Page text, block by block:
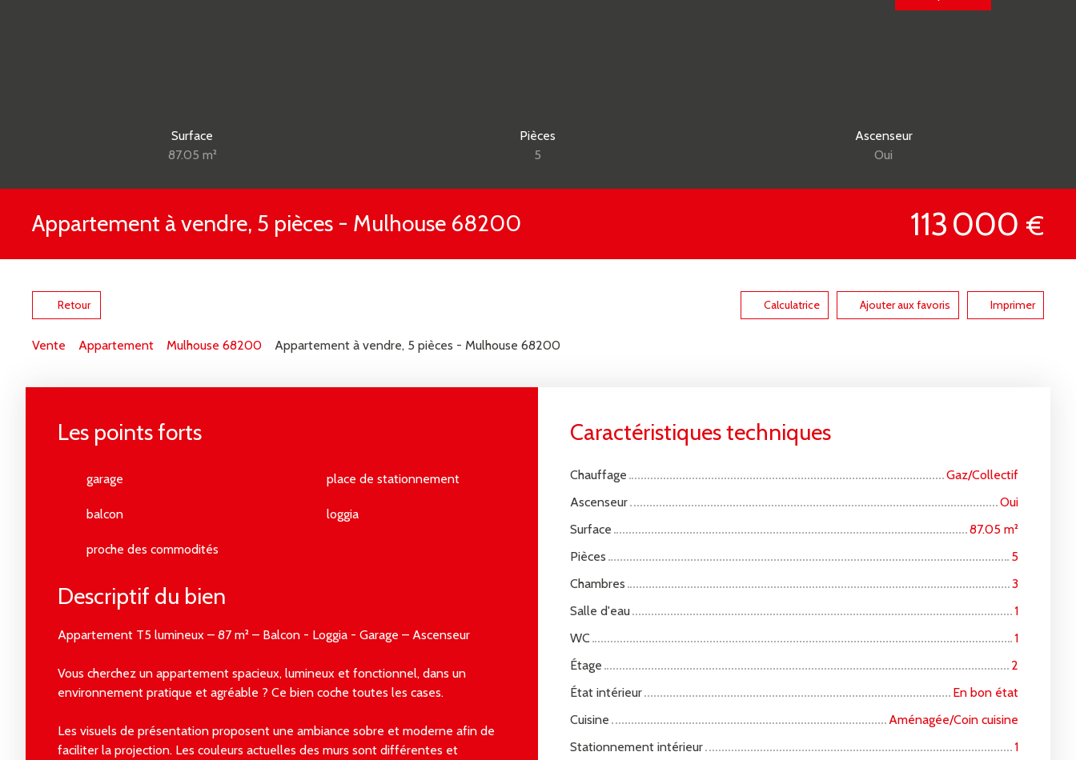
Surface
87.05 m²
Pièces
5
Ascenseur
Oui
Appartement à vendre, 5 pièces - Mulhouse 68200 113 000 €
Retour Calculatrice Ajouter aux favoris Imprimer
Vente Appartement Mulhouse 68200 Appartement à vendre, 5 pièces - Mulhouse 68200
Les points forts
garage place de stationnement
balcon loggia
proche des commodités
Descriptif du bien
Appartement T5 lumineux – 87 m² – Balcon - Loggia - Garage – Ascenseur
Vous cherchez un appartement spacieux, lumineux et fonctionnel, dans un
environnement pratique et agréable ? Ce bien coche toutes les cases.
Les visuels de présentation proposent une ambiance sobre et moderne afin de
faciliter la projection. Les couleurs actuelles des murs sont différentes et
Caractéristiques techniques
Chauffage
Gaz/Collectif
Ascenseur
Oui
Surface
87.05 m²
Pièces
5
Chambres
3
Salle d'eau
1
WC
1
Étage
2
État intérieur
En bon état
Cuisine
Aménagée/Coin cuisine
Stationnement intérieur
1